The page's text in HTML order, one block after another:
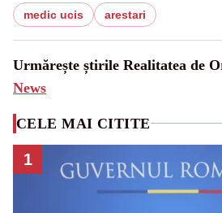
medic ucis arestari
Urmărește știrile Realitatea de
News
CELE MAI CITITE
1